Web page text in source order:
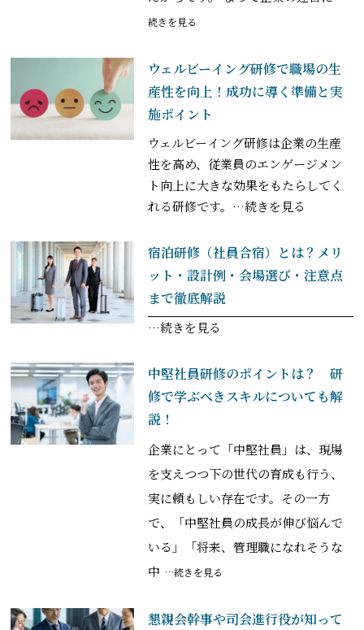
続きを見る
ウェルビーイング研修で職場の生
産性を向上！成功に導く準備と実
施ポイント
ウェルビーイング研修は企業の生産
性を高め、従業員のエンゲージメン
ト向上に大きな効果をもたらしてく
れる研修です。 …続きを見る
宿泊研修（社員合宿）とは？メリ
ット・設計例・会場選び・注意点
まで徹底解説
…続きを見る
中堅社員研修のポイントは？ 研
修で学ぶべきスキルについても解
説！
企業にとって「中堅社員」は、現場
を支えつつ下の世代の育成も行う、
実に頼もしい存在です。その一方
で、「中堅社員の成長が伸び悩んで
いる」「将来、管理職になれそうな
中 …続きを見る
懇親会幹事や司会進行役が知って